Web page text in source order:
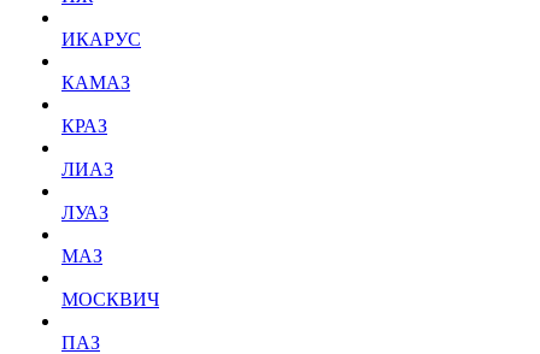
ИКАРУС
КАМАЗ
КРАЗ
ЛИАЗ
ЛУАЗ
МАЗ
МОСКВИЧ
ПАЗ